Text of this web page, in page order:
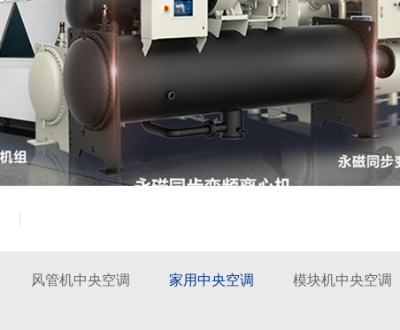
风管机中央空调 家用中央空调 模块机中央空调